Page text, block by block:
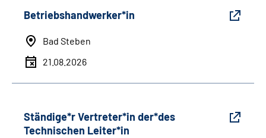
Betriebshandwerker*in
Bad Steben
21.08.2026
Ständige*r Vertreter*in der*des
Technischen Leiter*in